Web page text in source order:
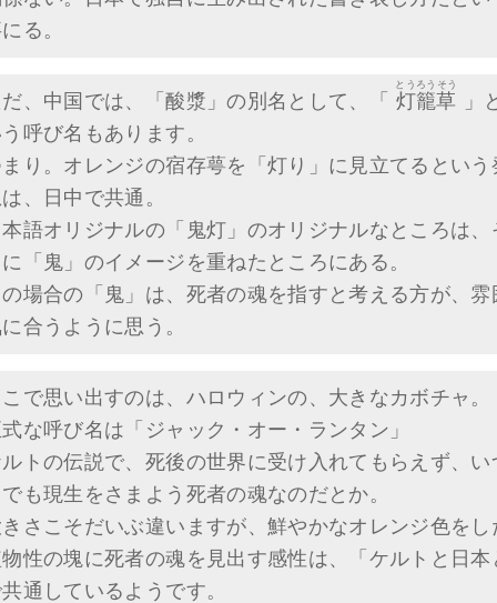
る。
、中国では、「酸漿」の別名として、「 灯籠草
とうろうそう
呼び名もあります。
り。オレンジの宿存萼を「灯り」に見立てるという
、日中で共通。
語オリジナルの「鬼灯」のオリジナルなところは、
「鬼」のイメージを重ねたところにある。
場合の「鬼」は、死者の魂を指すと考える方が、雰
合うように思う。
で思い出すのは、ハロウィンの、大きなカボチャ。
な呼び名は「ジャック・オー・ランタン」
トの伝説で、死後の世界に受け入れてもらえず、い
も現生をさまよう死者の魂なのだとか。
さこそだいぶ違いますが、鮮やかなオレンジ色をし
性の塊に死者の魂を見出す感性は、「ケルトと日本
通しているようです。